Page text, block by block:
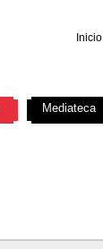
Inicio
Mediateca